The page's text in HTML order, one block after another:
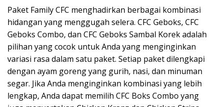
Paket Family CFC menghadirkan berbagai kombinasi
hidangan yang menggugah selera. CFC Geboks, CFC
Geboks Combo, dan CFC Geboks Sambal Korek adalah
pilihan yang cocok untuk Anda yang menginginkan
variasi rasa dalam satu paket. Setiap paket dilengkapi
dengan ayam goreng yang gurih, nasi, dan minuman
segar. Jika Anda menginginkan kombinasi yang lebih
lengkap, Anda dapat memilih CFC Boks Combo yang